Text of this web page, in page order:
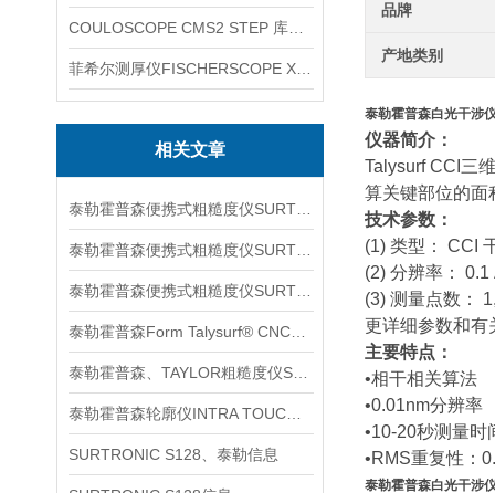
相关文章
SURTRONIC S128、泰勒信息
品牌
产地类别
泰勒霍普森白光干涉
仪器简介：
Talysurf CCI三
算关键部位的面
技术参数：
(1) 类型： CCI
(2) 分辨率： 0.1
(3) 测量点数：
更详细参数和有
主要特点：
•相干相关算法
•0.01nm分辨率
•10-20秒测量时
•RMS重复性：
泰勒霍普森白光干涉